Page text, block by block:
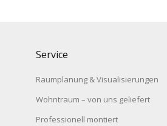
Service
Raumplanung & Visualisierungen
Wohntraum – von uns geliefert
Professionell montiert